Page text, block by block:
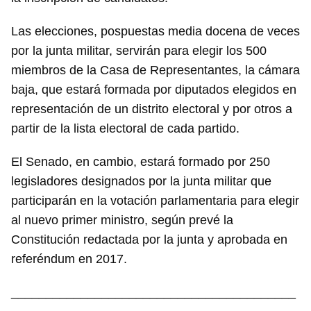
Las elecciones, pospuestas media docena de veces
por la junta militar, servirán para elegir los 500
miembros de la Casa de Representantes, la cámara
baja, que estará formada por diputados elegidos en
representación de un distrito electoral y por otros a
partir de la lista electoral de cada partido.
El Senado, en cambio, estará formado por 250
legisladores designados por la junta militar que
participarán en la votación parlamentaria para elegir
al nuevo primer ministro, según prevé la
Constitución redactada por la junta y aprobada en
referéndum en 2017.